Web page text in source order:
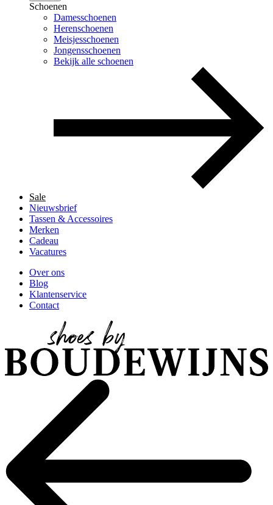
Schoenen
Damesschoenen
Herenschoenen
Meisjesschoenen
Jongensschoenen
Bekijk alle schoenen
Sale
Nieuwsbrief
Tassen & Accessoires
Merken
Cadeau
Vacatures
Over ons
Blog
Klantenservice
Contact